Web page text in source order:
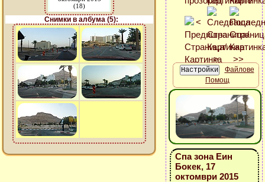
(18)
Снимки в албума (5):
Файлове
Помощ
Спа зона Еин
Бокек, 17
октомври 2015